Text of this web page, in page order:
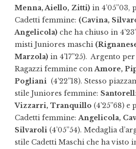
Menna, Aiello, Zitti) in 4’05”03,
Cadetti femmine: (Cavina,
Angelicola) che ha chiuso in
misti Juniores maschi
Marzola) in 4’17”25). Argento
Ragazzi femmine conAmore,
Pogliani (4’22”18). Stesso
stile Juniores femmine:
Vizzarri, Tranquillo (4’25”68)
Cadetti femmine:Angelicola,
Silvaroli (4’05”54). Medaglia
stile Cadetti Maschi che ha visto